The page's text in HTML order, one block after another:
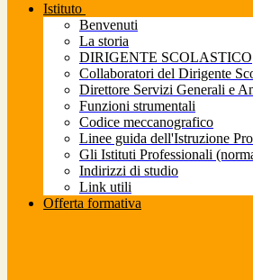
Istituto
Benvenuti
La storia
DIRIGENTE SCOLASTICO
Collaboratori del Dirigente
Direttore Servizi Generali e
Funzioni strumentali
Codice meccanografico
Linee guida dell'Istruzione
Gli Istituti Professionali
Indirizzi di studio
Link utili
Offerta formativa